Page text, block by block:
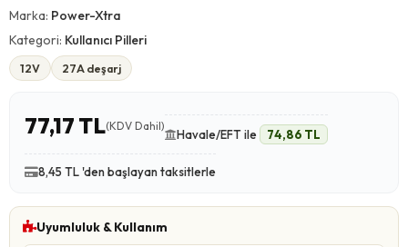
Marka: Power-Xtra
Kategori: Kullanıcı Pilleri
12V 27A deşarj
77,17 TL(KDV Dahil)
Havale/EFT ile 74,86 TL
8,45 TL 'den başlayan taksitlerle
Uyumluluk & Kullanım